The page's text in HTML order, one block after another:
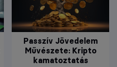
Passzív Jövedelem
Művészete: Kripto
kamatoztatás